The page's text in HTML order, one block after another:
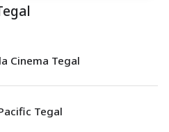
Cinema Tegal
Tegal